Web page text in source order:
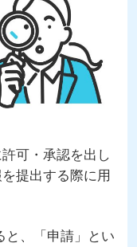
可・承認を出し
提出する際に用
と、「申請」とい